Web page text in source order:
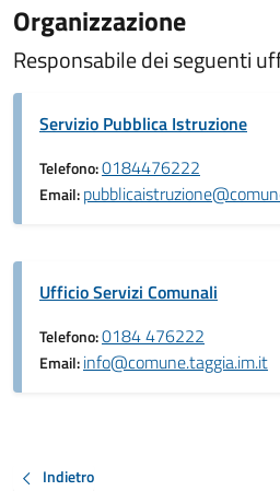
Organizzazione
Responsabile dei seguenti
Servizio Pubblica Istruzione
Telefono:0184476222
Email:
Ufficio Servizi Comunali
Telefono:0184 476222
Email:info@comune.taggia.im.it
Indietro